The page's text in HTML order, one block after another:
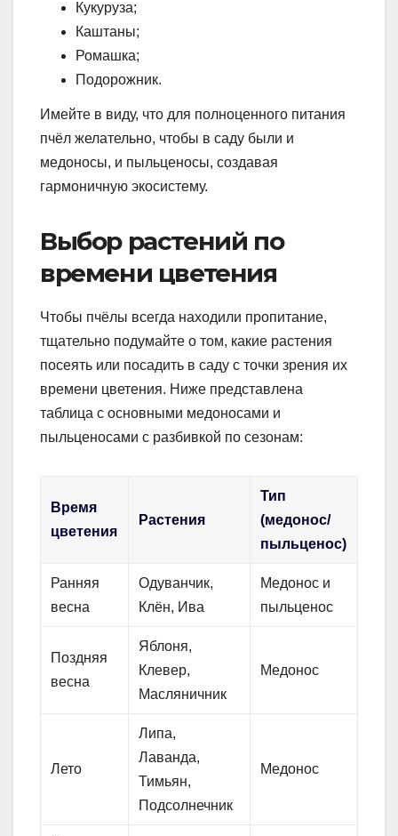
Кукуруза;
Каштаны;
Ромашка;
Подорожник.
Имейте в виду, что для полноценного питания
пчёл желательно, чтобы в саду были и
медоносы, и пыльценосы, создавая
гармоничную экосистему.
Выбор растений по
времени цветения
Чтобы пчёлы всегда находили пропитание,
тщательно подумайте о том, какие растения
посеять или посадить в саду с точки зрения их
времени цветения. Ниже представлена
таблица с основными медоносами и
пыльценосами с разбивкой по сезонам:
Время
цветения
Растения
Тип
(медонос/
пыльценос)
Ранняя
весна
Одуванчик,
Клён, Ива
Медонос и
пыльценос
Поздняя
весна
Яблоня,
Клевер,
Масляничник
Медонос
Лето
Липа,
Лаванда,
Тимьян,
Подсолнечник
Медонос